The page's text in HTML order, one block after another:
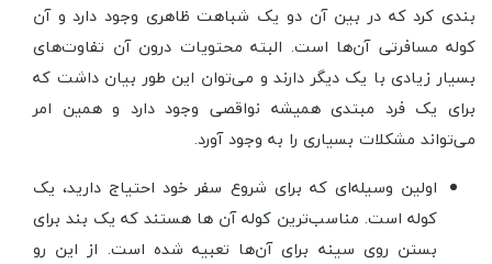
بندی کرد که در بین آن دو یک شباهت ظاهری وجود دارد و آن
کوله مسافرتی آن‌ها است. البته محتویات درون آن تفاوت‌های
بسیار زیادی با یک دیگر دارند و می‌توان این طور بیان داشت که
برای یک فرد مبتدی همیشه نواقصی وجود دارد و همین امر
می‌تواند مشکلات بسیاری را به وجود آورد.
اولین وسیله‌ای که برای شروع سفر خود احتیاج دارید، یک
کوله است. مناسب‌ترین کوله آن ‌ها هستند که یک بند برای
بستن روی سینه برای آن‌ها تعبیه شده است. از این رو